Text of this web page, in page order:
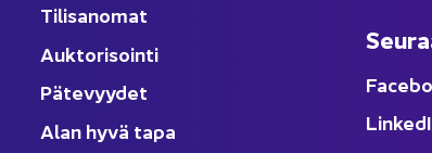
Ti­li­sa­no­mat
Auk­to­ri­soin­ti
Pä­te­vyy­det
Alan hyvä tapa